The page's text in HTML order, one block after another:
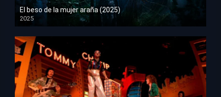
El beso de la mujer araña (2025)
2025
HD 1080p